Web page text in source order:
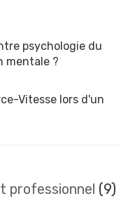
psychologie du
mentale ?
Vitesse lors d'un
professionnel (9)